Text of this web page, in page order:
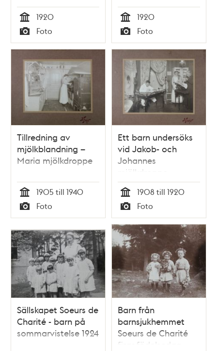
cirka 1920
Tid
1920
Typ
Foto Tid
1920
Typ
Foto
Tillredning av
mjölkblandning –
Maria mjölkdroppe
Tid
1905 till 1940
Typ
Foto
Ett barn undersöks
vid Jakob- och
Johannes
mjölkdroppe
Tid
1908 till 1920
Typ
Foto
Sällskapet Soeurs de
Charité - barn på
sommarvistelse 1924
Barn från
barnsjukhemmet
Soeurs de Charité
firar födelsedag